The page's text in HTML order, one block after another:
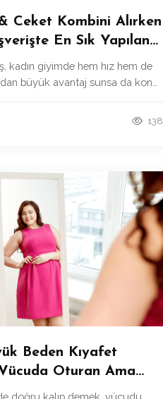
Ceket Kombini Alırken
En Sık Yapılan
kadın giyimde hem hız hem de
büyük avantaj sunsa da konu
ciddi hayal kırıklıklarına
138
Beden Kıyafet
Oturan Ama
Nasıl Bulunur?
doğru kalıp demek, vücudu